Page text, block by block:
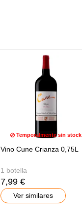
Temporalmente sin stock
Vino Cune Crianza 0,75L
1 botella
7,99 €
Ver similares